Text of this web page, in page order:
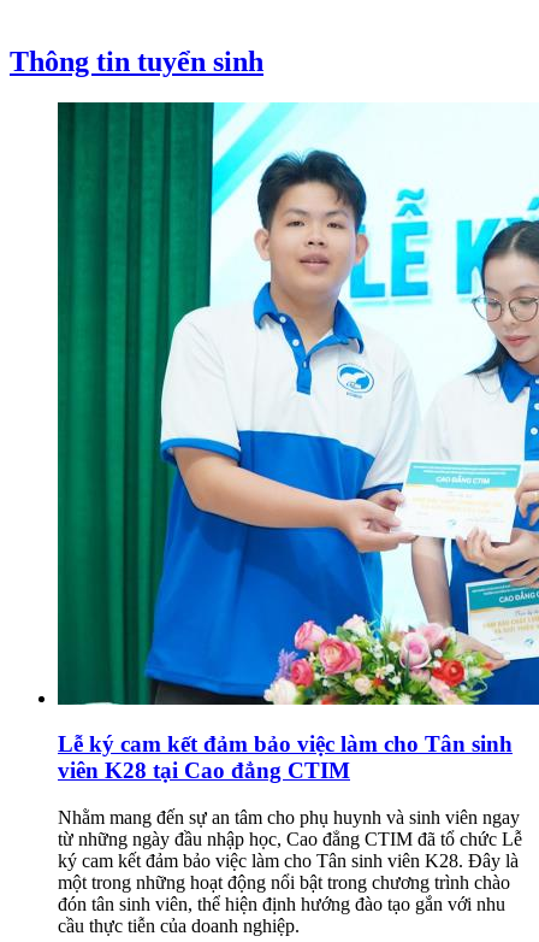
Thông tin tuyển sinh
Lễ ký cam kết đảm bảo việc làm cho Tân sinh
viên K28 tại Cao đẳng CTIM
Nhằm mang đến sự an tâm cho phụ huynh và sinh viên ngay
từ những ngày đầu nhập học, Cao đẳng CTIM đã tổ chức Lễ
ký cam kết đảm bảo việc làm cho Tân sinh viên K28. Đây là
một trong những hoạt động nổi bật trong chương trình chào
đón tân sinh viên, thể hiện định hướng đào tạo gắn với nhu
cầu thực tiễn của doanh nghiệp.